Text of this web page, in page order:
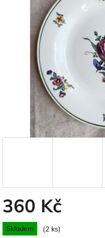
360 Kč
Měrná
cena:
Skladem (2 ks)